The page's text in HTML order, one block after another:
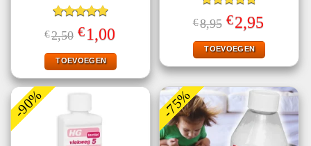
Gewaardeerd
5.00uit 5
€2,50 Oorspronkelijke
prijs
was:
€2,50.
€1,00
is:
€1,00.
TOEVOEGEN
Gewaardeerd
5.00uit 5
€8,95 Oorspronkelijke
prijs
was:
€8,95.
€2,95
is:
€2,95.
TOEVOEGEN
-90% -75%